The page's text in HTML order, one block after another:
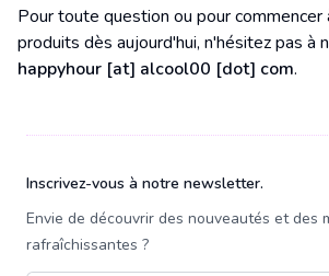
Pour toute question ou pour commencer
produits dès aujourd'hui, n'hésitez pas à
happyhour [at] alcool00 [dot] com.
Inscrivez-vous à notre newsletter.
Envie de découvrir des nouveautés et des
rafraîchissantes ?